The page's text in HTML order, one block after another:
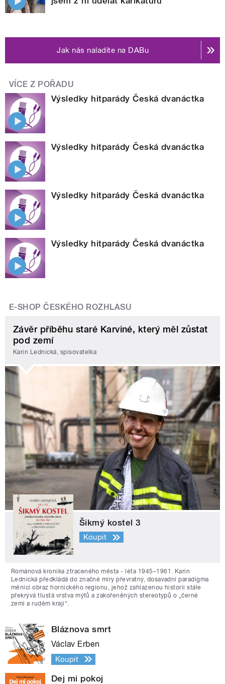
Jak nás naladíte na DABu
VÍCE Z POŘADU
Výsledky hitparády Česká dvanáctka
Výsledky hitparády Česká dvanáctka
Výsledky hitparády Česká dvanáctka
Výsledky hitparády Česká dvanáctka
E-SHOP ČESKÉHO ROZHLASU
Závěr příběhu staré Karviné, který měl zůstat
pod zemí
Karin Lednická, spisovatelka
Šikmý kostel 3
Koupit
Románová kronika ztraceného města - léta 1945–1961. Karin
Lednická předkládá do značné míry převratný, dosavadní paradigma
měnící obraz hornického regionu, jehož zahlazenou historii stále
překrývá tlustá vrstva mýtů a zakořeněných stereotypů o „černé
zemi a rudém kraji“.
Bláznova smrt
Václav Erben
Koupit
Dej mi pokoj